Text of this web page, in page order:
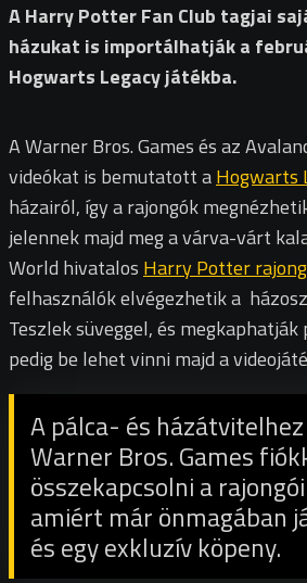
A Harry Potter Fan Club tagjai
házukat is importálhatják a
Hogwarts Legacy játékba.
A Warner Bros. Games és az
videókat is bemutatott aHogwarts
házairól, így a rajongók
jelennek majd meg a várva-várt
World hivatalos Harry Potter
felhasználók elvégezhetik a
Teszlek süveggel, és
pedig be lehet vinni majd a
A pálca- és
Warner Bros. Games
összekapcsolni a
amiért már önmagában
és egy exkluzív köpeny.